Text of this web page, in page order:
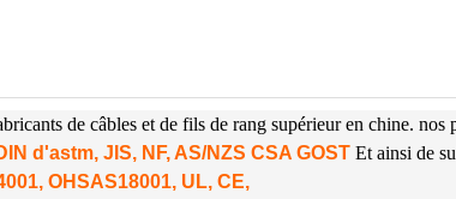
de câbles et de fils de rang supérieur en chine. nos
d'astm, JIS, NF, AS/NZS CSA GOST Et ainsi de
OHSAS18001, UL, CE,